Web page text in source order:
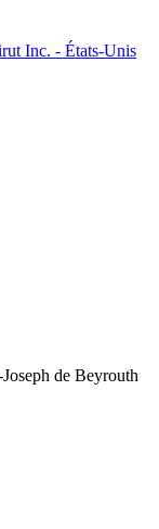
Inc. - États-Unis
de Beyrouth